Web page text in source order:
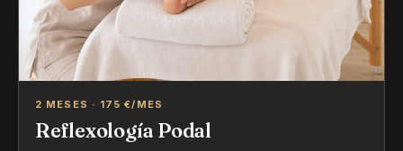
2 MESES · 175 €/MES
Reflexología Podal